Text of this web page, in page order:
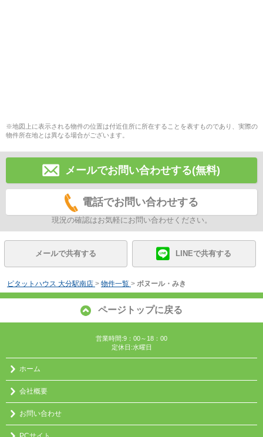
※地図上に表示される物件の位置は付近住所に所在することを表すものであり、実際の
物件所在地とは異なる場合がございます。
メールでお問い合わせする(無料)
電話でお問い合わせする
現況の確認はお気軽にお問い合わせください。
メールで共有する LINEで共有する
ピタットハウス 大分駅南店 > 物件一覧 > ボヌール・みき
ページトップに戻る
営業時間:9：00～18：00
定休日:水曜日
ホーム
会社概要
お問い合わせ